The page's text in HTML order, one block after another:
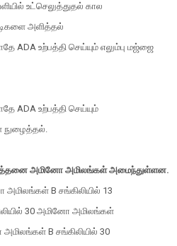
உட்செலுத்துதல் கால
அளித்தல்
ADA உற்பத்தி செய்யும் எலும்பு மஜ்ஜை
ADA உற்பத்தி செய்யும்
நுழைத்தல்.
எத்தனை அமினோ அமிலங்கள் அமைந்துள்ளன.
அமிலங்கள் B சங்கிலியில் 13
30 அமினோ அமிலங்கள்
B சங்கிலியில் 30